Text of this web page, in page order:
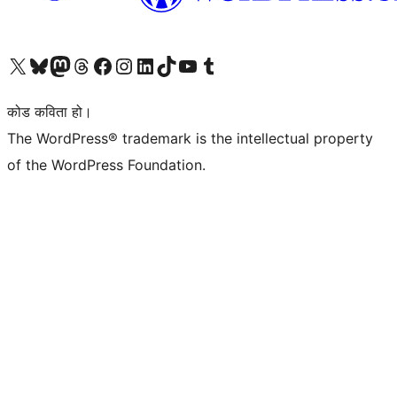
हाम्रो X (पहिले ट्विटर) खातामा जानुहोस्
हाम्रो Bluesky खाता भ्रमण गर्नुहोस्
हाम्रो म्यास्टोडन खाता भ्रमण गर्नुहोस्
हाम्रो थ्रेड्स खातामा जानुहोस्
हाम्रो फेसबुक पेजमा जानुहोस्
हाम्रो इन्स्टाग्राम खातामा जानुहोस्
हाम्रो लिङ्क्डइन खातामा जानुहोस्
हाम्रो TikTok खाता भ्रमण गर्नुहोस्
हाम्रो युट्युब च्यानलमा जानुहोस्
हाम्रो टम्बलर खाता भ्रमण गर्नुहोस्
कोड कविता हो।
The WordPress® trademark is the intellectual property
of the WordPress Foundation.